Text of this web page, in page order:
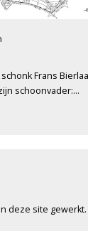
Frans
schoonvader:…
deze site